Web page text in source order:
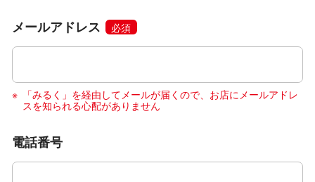
メールアドレス 必須
「みるく」を経由してメールが届くので、お店にメールアドレ
スを知られる心配がありません
電話番号